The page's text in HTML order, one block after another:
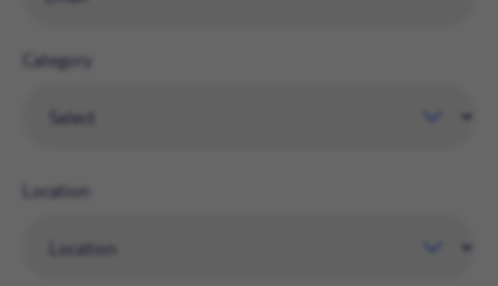
Category
Location